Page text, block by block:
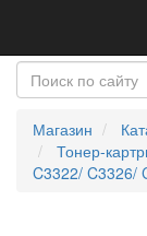
Магазин
Тонер-
C3322/ C3326/